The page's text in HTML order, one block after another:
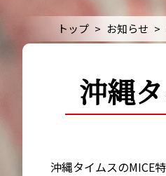
トップ お知らせ
沖縄
沖縄タイムスのMICE